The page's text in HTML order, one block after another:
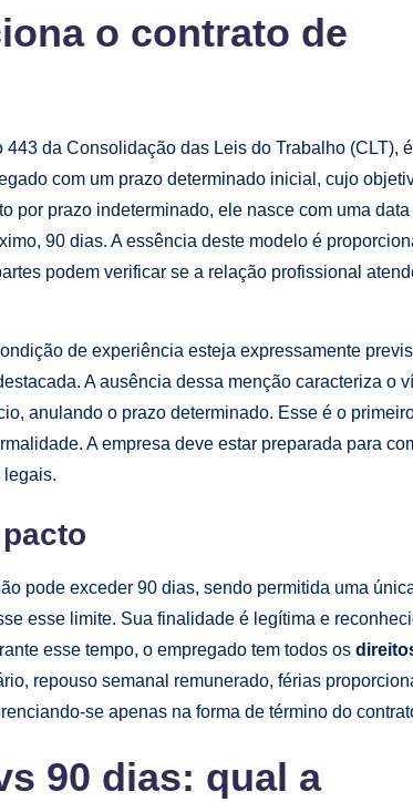
o contrato de
443 da Consolidação das Leis do Trabalho (CLT),
com um prazo determinado inicial, cujo
por prazo indeterminado, ele nasce com uma data
90 dias. A essência deste modelo é
podem verificar se a relação profissional
de experiência esteja expressamente
A ausência dessa menção caracteriza o
anulando o prazo determinado. Esse é o
A empresa deve estar preparada para
legais.
pode exceder 90 dias, sendo permitida uma
esse limite. Sua finalidade é legítima e
esse tempo, o empregado tem todos os
repouso semanal remunerado, férias
se apenas na forma de término do
90 dias: qual a